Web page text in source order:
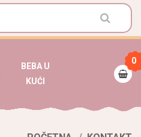
BEBA U
KUĆI
0